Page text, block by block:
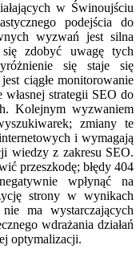
w Świnoujściu
podejścia do
wyzwań jest silna
zdobyć uwagę tych
się staje się
ciągłe monitorowanie
strategii SEO do
Kolejnym wyzwaniem
zmiany te
i wymagają
wiedzy z zakresu SEO.
przeszkodę; błędy 404
wpłynąć na
strony w wynikach
ma wystarczających
wdrażania działań
optymalizacji.